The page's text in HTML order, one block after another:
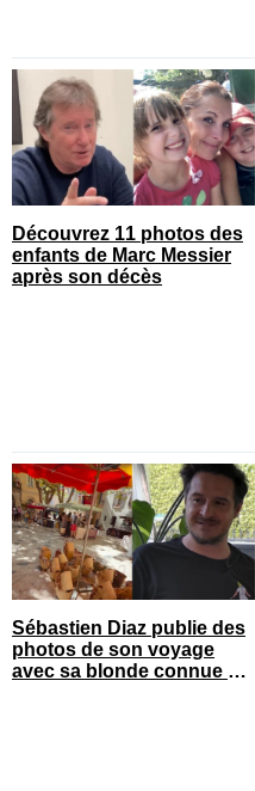
Découvrez 11 photos des
enfants de Marc Messier
après son décès
Sébastien Diaz publie des
photos de son voyage
avec sa blonde connue en